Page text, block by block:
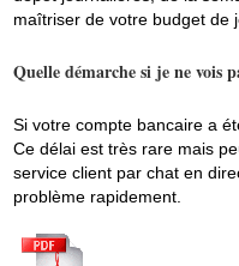
maîtriser de votre budget de
Quelle démarche si je ne vois
Si votre compte bancaire a
Ce délai est très rare mais
service client par chat en
problème rapidement.